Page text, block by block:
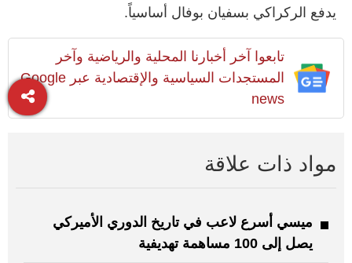
يدفع الركراكي بسفيان بوفال أساسياً.
تابعوا آخر أخبارنا المحلية والرياضية وآخر
المستجدات السياسية والإقتصادية عبر Google
news
مواد ذات علاقة
ميسي أسرع لاعب في تاريخ ​الدوري الأميركي
‌يصل إلى 100 مساهمة تهديفية